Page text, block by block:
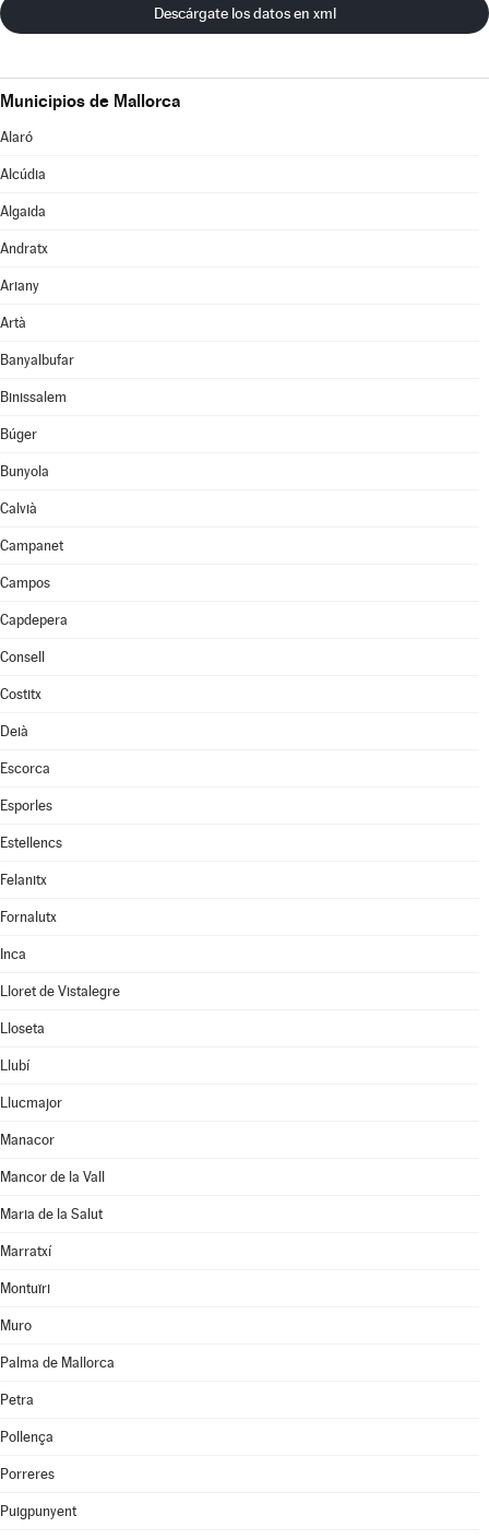
Descárgate los datos en xml
Municipios de Mallorca
Alaró
Alcúdia
Algaida
Andratx
Ariany
Artà
Banyalbufar
Binissalem
Búger
Bunyola
Calvià
Campanet
Campos
Capdepera
Consell
Costitx
Deià
Escorca
Esporles
Estellencs
Felanitx
Fornalutx
Inca
Lloret de Vistalegre
Lloseta
Llubí
Llucmajor
Manacor
Mancor de la Vall
Maria de la Salut
Marratxí
Montuïri
Muro
Palma de Mallorca
Petra
Pollença
Porreres
Puigpunyent